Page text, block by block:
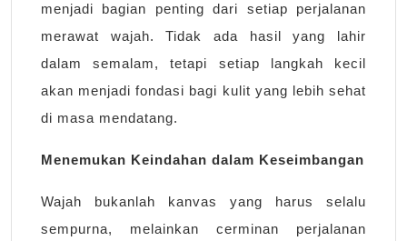
menjadi bagian penting dari setiap perjalanan
merawat wajah. Tidak ada hasil yang lahir
dalam semalam, tetapi setiap langkah kecil
akan menjadi fondasi bagi kulit yang lebih sehat
di masa mendatang.
Menemukan Keindahan dalam Keseimbangan
Wajah bukanlah kanvas yang harus selalu
sempurna, melainkan cerminan perjalanan